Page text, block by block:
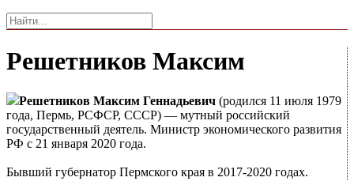
Решетников Максим
Решетников Максим Геннадьевич (родился 11 июля 1979
года, Пермь, РСФСР, СССР) — мутный российский
государственный деятель. Министр экономического развития
РФ с 21 января 2020 года.
Бывший губернатор Пермского края в 2017-2020 годах.